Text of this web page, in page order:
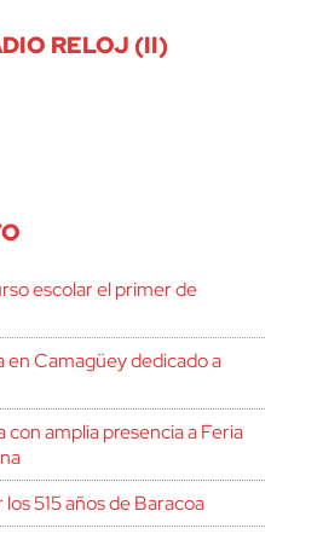
RELOJ (II)
escolar el primer de
Camagüey dedicado a
con amplia presencia a Feria
515 años de Baracoa